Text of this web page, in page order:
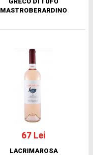
MASTROBERARDINO
67 Lei
LACRIMAROSA